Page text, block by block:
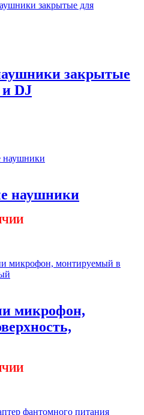
закрытые
и DJ
наушники
микрофон,